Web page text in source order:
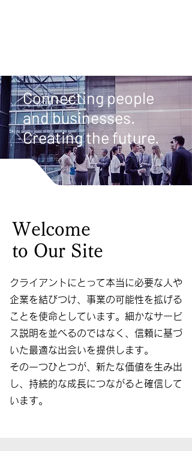
Connecting people
and businesses.
Creating the future.
Welcome
to Our Site
クライアントにとって本当に必要な人や
企業を結びつけ、事業の可能性を拡げる
ことを使命としています。細かなサービ
ス説明を並べるのではなく、信頼に基づ
いた最適な出会いを提供します。
その一つひとつが、新たな価値を生み出
し、持続的な成長につながると確信して
います。